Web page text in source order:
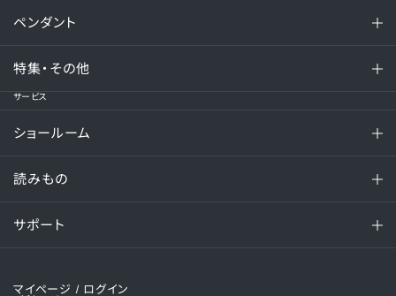
ペンダント
特集・その他
サービス
ショールーム
読みもの
サポート
マイページ / ログイン